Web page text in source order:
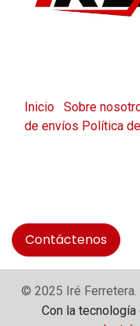
Inicio Sobre
de envíos Política
Contáctenos
© 2025 Iré
Con la tecnología